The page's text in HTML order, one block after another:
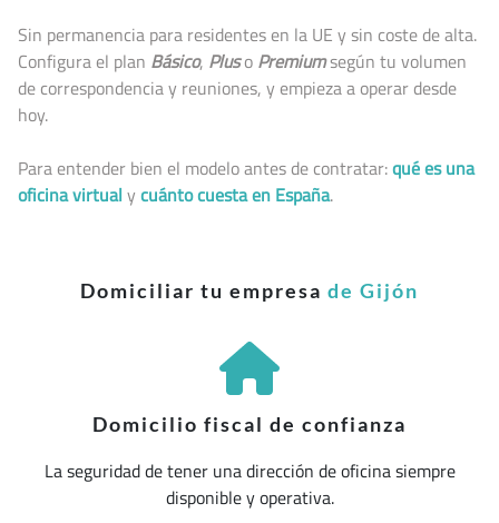
Sin permanencia para residentes en la UE y sin coste de alta.
Configura el plan Básico, Pluso Premiumsegún tu volumen
de correspondencia y reuniones, y empieza a operar desde
hoy.
Para entender bien el modelo antes de contratar:qué es una
oficina virtual ycuánto cuesta en España.
Domiciliar tu empresa de Gijón
Domicilio fiscal de confianza
La seguridad de tener una dirección de oficina siempre
disponible y operativa.